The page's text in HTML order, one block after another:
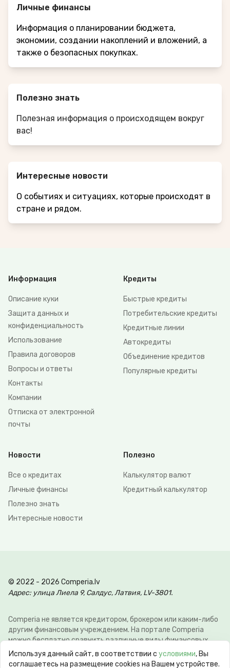
Личные финансы
Информация о планировании бюджета,
экономии, создании накоплений и вложений, а
также о безопасных покупках.
Полезно знать
Полезная информация о происходящем вокруг
вас!
Интересные новости
О событиях и ситуациях, которые происходят в
стране и рядом.
Информация
Описание куки
Защита данных и
конфиденциальность
Использование
Правила договоров
Вопросы и ответы
Контакты
Компании
Отписка от электронной
почты
Кредиты
Быстрые кредиты
Потребительские кредиты
Кредитные линии
Автокредиты
Объединение кредитов
Популярные кредиты
Новости
Все о кредитах
Личные финансы
Полезно знать
Интересные новости
Полезно
Калькулятор валют
Кредитный калькулятор
© 2022 - 2026 Comperia.lv
Адрес: улица Лиела 9, Салдус, Латвия, LV-3801.
Comperia не является кредитором, брокером или каким-либо
другим финансовым учреждением. На портале Comperia
можно бесплатно сравнить различные виды финансовых
услуг, для того что-бы клиент мог сэкономить свое время и
деньги. Э-почта:info@comperia.lv. Пример расчёта: при
Используя данный сайт, в соответствии с условиями, Вы
соглашаетесь на размещение cookies на Вашем устройстве.